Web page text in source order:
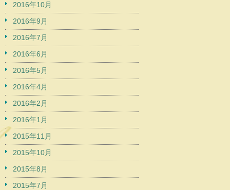
2016年10月
2016年9月
2016年7月
2016年6月
2016年5月
2016年4月
2016年2月
2016年1月
2015年11月
2015年10月
2015年8月
2015年7月